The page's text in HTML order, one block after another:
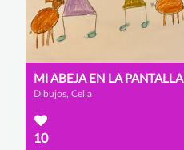
MI ABEJA EN LA PANTALLA
Dibujos, Celia
10